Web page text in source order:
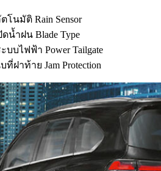
นมัติ Rain Sensor
ำฝน Blade Type
บบไฟฟ้า Power Tailgate
ฝาท้าย Jam Protection